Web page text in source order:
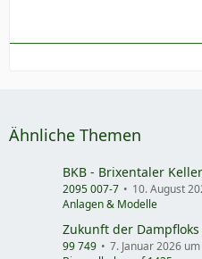
Ähnliche Themen
BKB - Brixentaler
2095 007-7
10. August
Anlagen & Modelle
Zukunft der
99 749
7. Januar 2026